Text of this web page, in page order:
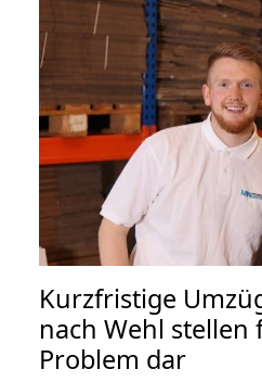
Kurzfristige
nach Wehl stellen
Problem dar